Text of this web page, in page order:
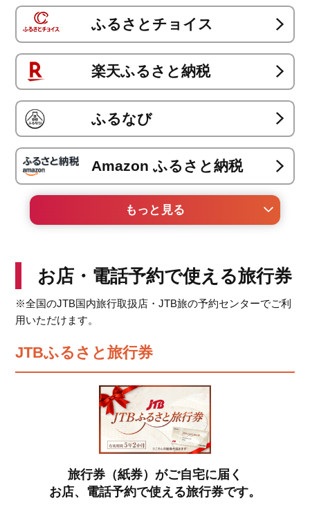
ふるさとチョイス
楽天ふるさと納税
ふるなび
Amazon ふるさと納税
au PAY ふるさと納税
ANAのふるさと納税
カブ&ふるさと納税
JRE MALL ふるさと納税
JALふるさと納税
ふるラボ
もっと見る
お店・電話予約で使える旅行券
※全国のJTB国内旅行取扱店・JTB旅の予約センターでご利
用いただけます。
JTBふるさと旅行券
旅行券（紙券）がご自宅に届く
お店、電話予約で使える旅行券です。